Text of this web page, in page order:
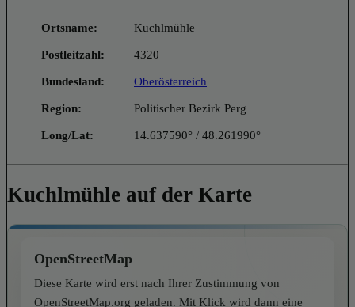
Ortsname: Kuchlmühle
Postleitzahl: 4320
Bundesland: Oberösterreich
Region: Politischer Bezirk Perg
Long/Lat: 14.637590° / 48.261990°
Kuchlmühle auf der Karte
OpenStreetMap
Diese Karte wird erst nach Ihrer Zustimmung von
OpenStreetMap.org geladen. Mit Klick wird dann eine